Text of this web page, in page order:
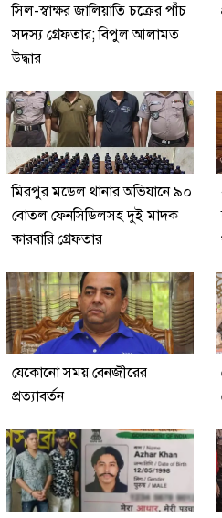
সিল-স্বাক্ষর জালিয়াতি চক্রের পাঁচ
সদস্য গ্রেফতার; বিপুল আলামত
উদ্ধার
মিরপুর মডেল থানার অভিযানে ৯০
বোতল ফেনসিডিলসহ দুই মাদক
কারবারি গ্রেফতার
যেকোনো সময় বেনজীরের
প্রত্যাবর্তন